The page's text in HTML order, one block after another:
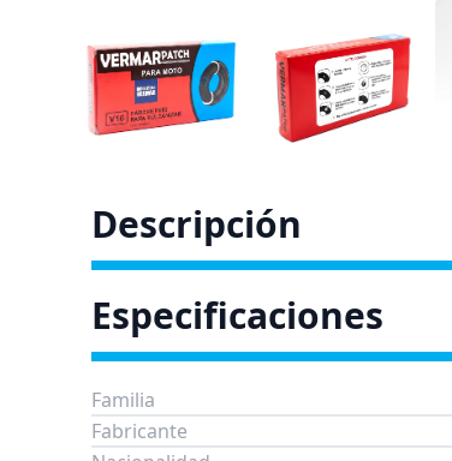
Descripción
Especificaciones
Familia
Fabricante